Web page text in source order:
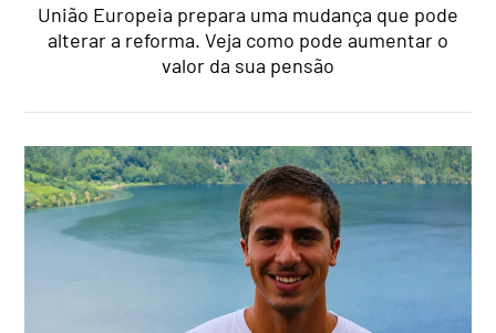
União Europeia prepara uma mudança que pode
alterar a reforma. Veja como pode aumentar o
valor da sua pensão